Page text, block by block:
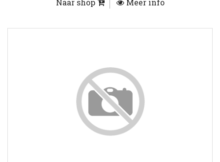
Naar shop Meer info